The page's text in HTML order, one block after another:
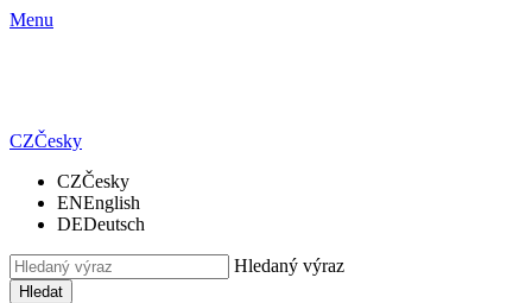
Menu
CZČesky
CZČesky
ENEnglish
DEDeutsch
Hledaný výraz
Hledat